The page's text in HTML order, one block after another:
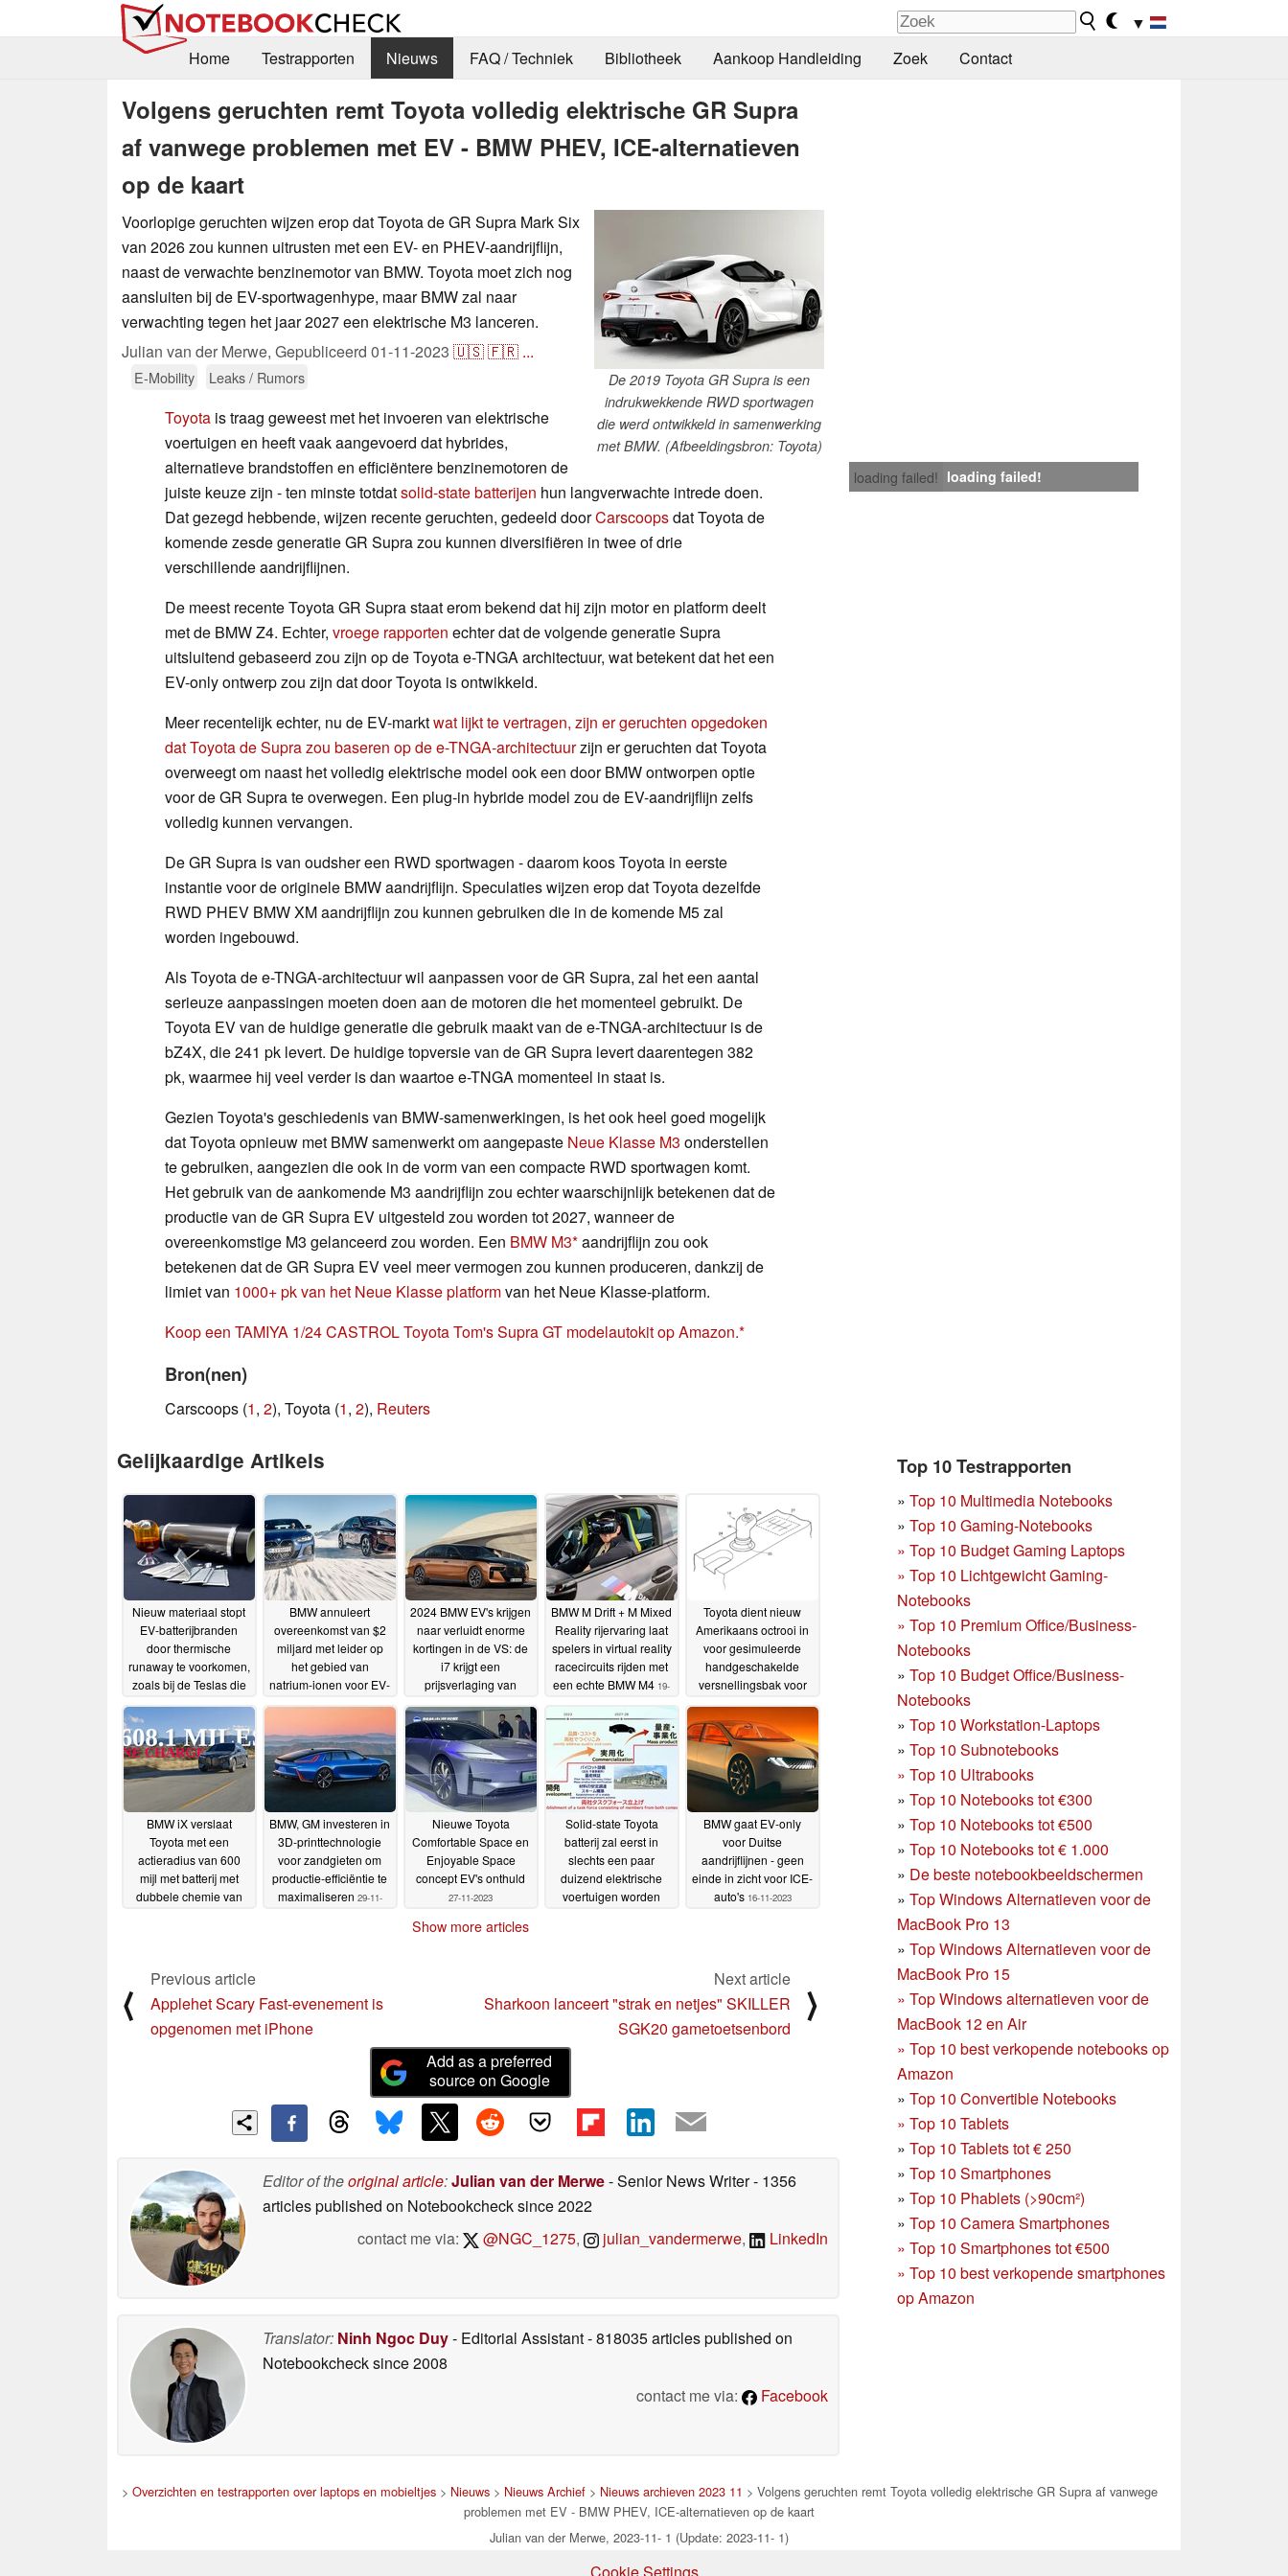
▼
Home
Testrapporten Nieuws FAQ / Techniek Bibliotheek Aankoop Handleiding Zoek Contact
Volgens geruchten remt Toyota volledig elektrische GR Supra
af vanwege problemen met EV - BMW PHEV, ICE-alternatieven
op de kaart
De 2019 Toyota GR Supra is een
indrukwekkende RWD sportwagen
die werd ontwikkeld in samenwerking
met BMW. (Afbeeldingsbron: Toyota)
Voorlopige geruchten wijzen erop dat Toyota de GR Supra Mark Six
van 2026 zou kunnen uitrusten met een EV- en PHEV-aandrijflijn,
naast de verwachte benzinemotor van BMW. Toyota moet zich nog
aansluiten bij de EV-sportwagenhype, maar BMW zal naar
verwachting tegen het jaar 2027 een elektrische M3 lanceren.
Julian van der Merwe, Gepubliceerd 01-11-2023 🇺🇸🇫🇷 ...
E-Mobility Leaks / Rumors
loading failed! loading failed!
Toyota is traag geweest met het invoeren van elektrische
voertuigen en heeft vaak aangevoerd dat hybrides,
alternatieve brandstoffen en efficiëntere benzinemotoren de
juiste keuze zijn - ten minste totdatsolid-state batterijen hun langverwachte intrede doen.
Dat gezegd hebbende, wijzen recente geruchten, gedeeld doorCarscoopsdat Toyota de
komende zesde generatie GR Supra zou kunnen diversifiëren in twee of drie
verschillende aandrijflijnen.
De meest recente Toyota GR Supra staat erom bekend dat hij zijn motor en platform deelt
met de BMW Z4. Echter, vroege rapporten echter dat de volgende generatie Supra
uitsluitend gebaseerd zou zijn op de Toyota e-TNGA architectuur, wat betekent dat het een
EV-only ontwerp zou zijn dat door Toyota is ontwikkeld.
Meer recentelijk echter, nu de EV-marktwat lijkt te vertragen, zijn er geruchten opgedoken
dat Toyota de Supra zou baseren op de e-TNGA-architectuurzijn er geruchten dat Toyota
overweegt om naast het volledig elektrische model ook een door BMW ontworpen optie
voor de GR Supra te overwegen. Een plug-in hybride model zou de EV-aandrijflijn zelfs
volledig kunnen vervangen.
De GR Supra is van oudsher een RWD sportwagen - daarom koos Toyota in eerste
instantie voor de originele BMW aandrijflijn. Speculaties wijzen erop dat Toyota dezelfde
RWD PHEV BMW XM aandrijflijn zou kunnen gebruiken die in de komende M5 zal
worden ingebouwd.
Als Toyota de e-TNGA-architectuur wil aanpassen voor de GR Supra, zal het een aantal
serieuze aanpassingen moeten doen aan de motoren die het momenteel gebruikt. De
Toyota EV van de huidige generatie die gebruik maakt van de e-TNGA-architectuur is de
bZ4X, die 241 pk levert. De huidige topversie van de GR Supra levert daarentegen 382
pk, waarmee hij veel verder is dan waartoe e-TNGA momenteel in staat is.
Gezien Toyota's geschiedenis van BMW-samenwerkingen, is het ook heel goed mogelijk
dat Toyota opnieuw met BMW samenwerkt om aangepaste Neue Klasse M3 onderstellen
te gebruiken, aangezien die ook in de vorm van een compacte RWD sportwagen komt.
Het gebruik van de aankomende M3 aandrijflijn zou echter waarschijnlijk betekenen dat de
productie van de GR Supra EV uitgesteld zou worden tot 2027, wanneer de
overeenkomstige M3 gelanceerd zou worden. Een BMW M3 aandrijflijn zou ook
betekenen dat de GR Supra EV veel meer vermogen zou kunnen produceren, dankzij de
limiet van 1000+ pk van het Neue Klasse platformvan het Neue Klasse-platform.
Koop een TAMIYA 1/24 CASTROL Toyota Tom's Supra GT modelautokit op Amazon.
Bron(nen)
Carscoops (1, 2), Toyota (1, 2), Reuters
Top 10 Testrapporten
» Top 10 Multimedia Notebooks
» Top 10 Gaming-Notebooks
» Top 10 Budget Gaming Laptops
» Top 10 Lichtgewicht Gaming-
Notebooks
» Top 10 Premium Office/Business-
Notebooks
» Top 10 Budget Office/Business-
Notebooks
» Top 10 Workstation-Laptops
» Top 10 Subnotebooks
» Top 10 Ultrabooks
» Top 10 Notebooks tot €300
» Top 10 Notebooks tot €500
» Top 10 Notebooks tot € 1.000
» De beste notebookbeeldschermen
» Top Windows Alternatieven voor de
MacBook Pro 13
» Top Windows Alternatieven voor de
MacBook Pro 15
» Top Windows alternatieven voor de
MacBook 12 en Air
» Top 10 best verkopende notebooks op
Amazon
» Top 10 Convertible Notebooks
» Top 10 Tablets
» Top 10 Tablets tot € 250
» Top 10 Smartphones
» Top 10 Phablets (>90cm²)
» Top 10 Camera Smartphones
» Top 10 Smartphones tot €500
» Top 10 best verkopende smartphones
op Amazon
Gelijkaardige Artikels
Nieuw materiaal stopt
EV-batterijbranden
door thermische
runaway te voorkomen,
zoals bij de Teslas die
onder water kwamen te
staan04-10-2024
BMW annuleert
overeenkomst van $2
miljard met leider op
het gebied van
natrium-ionen voor EV-
batterijen niet worden
geleverd22-06-2024
2024 BMW EV's krijgen
naar verluidt enorme
kortingen in de VS: de
i7 krijgt een
prijsverlaging van
18-04-2024
BMW M Drift + M Mixed
Reality rijervaring laat
spelers in virtual reality
racecircuits rijden met
een echte BMW M4 19-
12-2023
Toyota dient nieuw
Amerikaans octrooi in
voor gesimuleerde
handgeschakelde
versnellingsbak voor
08-12-2023
BMW iX verslaat
Toyota met een
actieradius van 600
mijl met batterij met
dubbele chemie van
BMW, GM investeren in
3D-printtechnologie
voor zandgieten om
productie-efficiëntie te
maximaliseren 29-11-
Nieuwe Toyota
Comfortable Space en
Enjoyable Space
concept EV's onthuld
27-11-2023
Solid-state Toyota
batterij zal eerst in
slechts een paar
duizend elektrische
voertuigen worden
BMW gaat EV-only
voor Duitse
aandrijflijnen - geen
einde in zicht voor ICE-
auto's 16-11-2023
Show more articles
⟨
Previous article
Applehet Scary Fast-evenement is
opgenomen met iPhone
Next article
Sharkoon lanceert "strak en netjes" SKILLER
SGK20 gametoetsenbord
⟩
Add as a preferred
source on Google
Editor of theoriginal article:Julian van der Merwe- Senior News Writer- 1356
articles published on Notebookchecksince 2022
contact me via:
@NGC_1275, julian_vandermerwe, LinkedIn
Translator: Ninh Ngoc Duy- Editorial Assistant- 818035 articles published on
Notebookchecksince 2008
contact me via:
Facebook
> Overzichten en testrapporten over laptops en mobieltjes> Nieuws> Nieuws Archief> Nieuws archieven 2023 11 > Volgens geruchten remt Toyota volledig elektrische GR Supra af vanwege
problemen met EV - BMW PHEV, ICE-alternatieven op de kaart
Julian van der Merwe, 2023-11- 1 (Update: 2023-11- 1)
Cookie Settings